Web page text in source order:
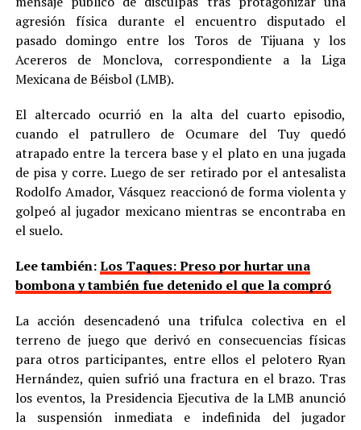
agresión física durante el encuentro disputado el
pasado domingo entre los Toros de Tijuana y los
Acereros de Monclova, correspondiente a la Liga
Mexicana de Béisbol (LMB).
El altercado ocurrió en la alta del cuarto episodio,
cuando el patrullero de Ocumare del Tuy quedó
atrapado entre la tercera base y el plato en una jugada
de pisa y corre. Luego de ser retirado por el antesalista
Rodolfo Amador, Vásquez reaccionó de forma violenta y
golpeó al jugador mexicano mientras se encontraba en
el suelo.
Lee también:Los Taques: Preso por hurtar una
bombona y también fue detenido el que la compró
La acción desencadenó una trifulca colectiva en el
terreno de juego que derivó en consecuencias físicas
para otros participantes, entre ellos el pelotero Ryan
Hernández, quien sufrió una fractura en el brazo. Tras
los eventos, la Presidencia Ejecutiva de la LMB anunció
la suspensión inmediata e indefinida del jugador